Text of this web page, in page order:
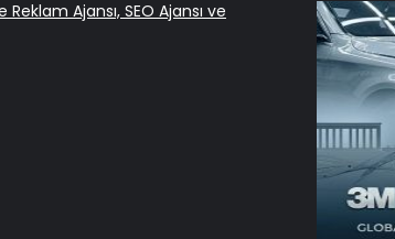
Ajansı, SEO Ajansı ve